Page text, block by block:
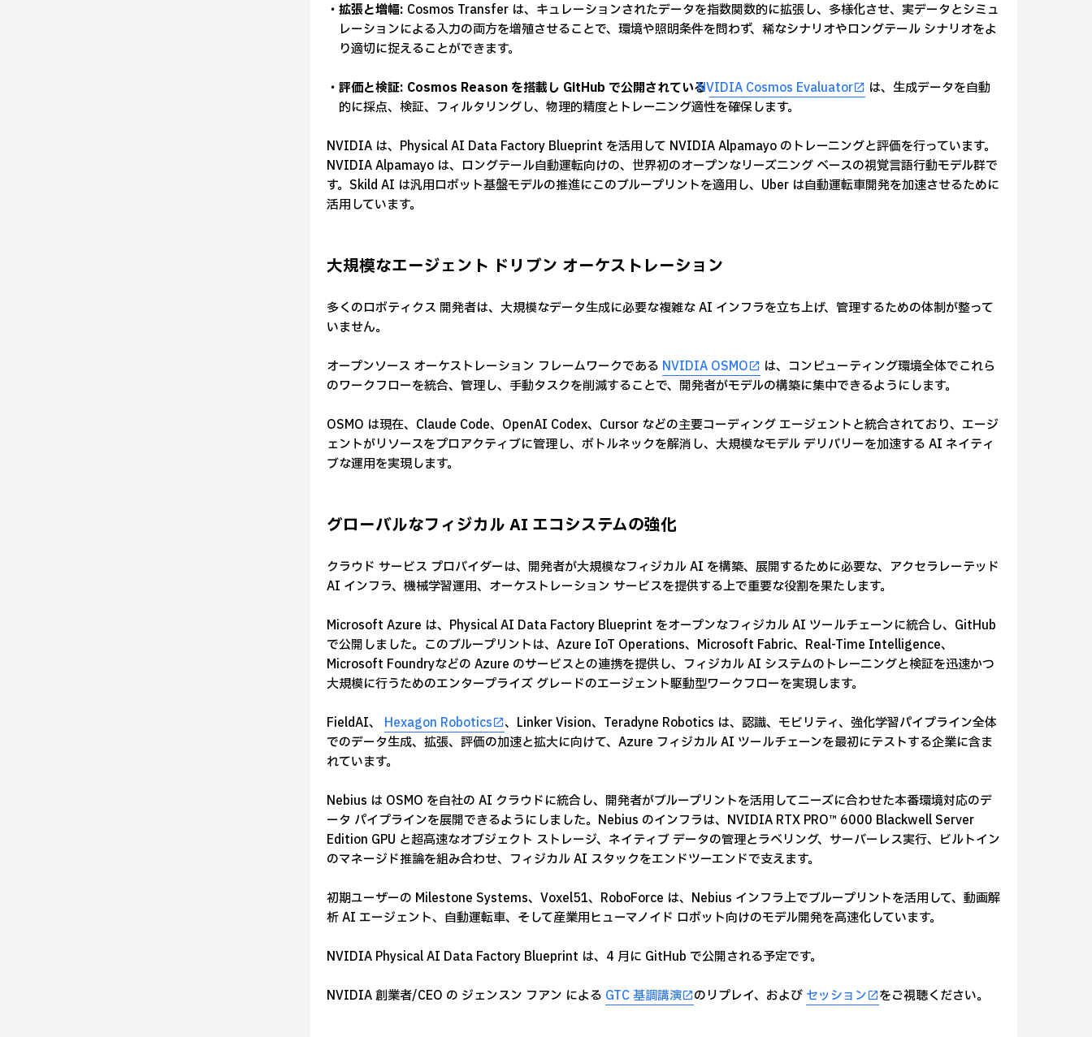
・拡張と増幅: Cosmos Transfer は、キュレーションされたデータを指数関数的に拡張し、多様化させ、実データとシミュ
レーションによる入力の両方を増殖させることで、環境や照明条件を問わず、稀なシナリオやロングテール シナリオをよ
り適切に捉えることができます。
・評価と検証: Cosmos Reason を搭載し GitHub で公開されているNVIDIA Cosmos Evaluator
は、生成データを自動
的に採点、検証、フィルタリングし、物理的精度とトレーニング適性を確保します。
NVIDIA は、Physical AI Data Factory Blueprint を活用して NVIDIA Alpamayo のトレーニングと評価を行っています。
NVIDIA Alpamayo は、ロングテール自動運転向けの、世界初のオープンなリーズニング ベースの視覚言語行動モデル群で
す。Skild AI は汎用ロボット基盤モデルの推進にこのブループリントを適用し、Uber は自動運転車開発を加速させるために
活用しています。
大規模なエージェント ドリブン オーケストレーション
多くのロボティクス 開発者は、大規模なデータ生成に必要な複雑な AI インフラを立ち上げ、管理するための体制が整って
いません。
オープンソース オーケストレーション フレームワークである NVIDIA OSMO
は、コンピューティング環境全体でこれら
のワークフローを統合、管理し、手動タスクを削減することで、開発者がモデルの構築に集中できるようにします。
OSMO は現在、Claude Code、OpenAI Codex、Cursor などの主要コーディング エージェントと統合されており、エージ
ェントがリソースをプロアクティブに管理し、ボトルネックを解消し、大規模なモデル デリバリーを加速する AI ネイティ
ブな運用を実現します。
グローバルなフィジカル AI エコシステムの強化
クラウド サービス プロバイダーは、開発者が大規模なフィジカル AI を構築、展開するために必要な、アクセラレーテッド
AI インフラ、機械学習運用、オーケストレーション サービスを提供する上で重要な役割を果たします。
Microsoft Azure は、Physical AI Data Factory Blueprint をオープンなフィジカル AI ツールチェーンに統合し、GitHub
で公開しました。このブループリントは、Azure IoT Operations、Microsoft Fabric、Real-Time Intelligence、
Microsoft Foundryなどの Azure のサービスとの連携を提供し、フィジカル AI システムのトレーニングと検証を迅速かつ
大規模に行うためのエンタープライズ グレードのエージェント駆動型ワークフローを実現します。
FieldAI、 Hexagon Robotics
、Linker Vision、Teradyne Robotics は、認識、モビリティ、強化学習パイプライン全体
でのデータ生成、拡張、評価の加速と拡大に向けて、Azure フィジカル AI ツールチェーンを最初にテストする企業に含ま
れています。
Nebius は OSMO を自社の AI クラウドに統合し、開発者がブループリントを活用してニーズに合わせた本番環境対応のデ
ータ パイプラインを展開できるようにしました。Nebius のインフラは、NVIDIA RTX PRO™ 6000 Blackwell Server
Edition GPU と超高速なオブジェクト ストレージ、ネイティブ データの管理とラベリング、サーバーレス実行、ビルトイン
のマネージド推論を組み合わせ、フィジカル AI スタックをエンドツーエンドで支えます。
初期ユーザーの Milestone Systems、Voxel51、RoboForce は、Nebius インフラ上でブループリントを活用して、動画解
析 AI エージェント、自動運転車、そして産業用ヒューマノイド ロボット向けのモデル開発を高速化しています。
NVIDIA Physical AI Data Factory Blueprint は、4 月に GitHub で公開される予定です。
NVIDIA 創業者/CEO の ジェンスン フアン による GTC 基調講演 のリプレイ、および セッション をご視聴ください。